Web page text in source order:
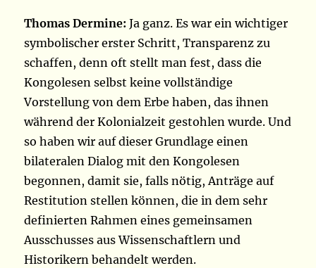
Thomas Dermine:Ja ganz. Es war ein wichtiger
symbolischer erster Schritt, Transparenz zu
schaffen, denn oft stellt man fest, dass die
Kongolesen selbst keine vollständige
Vorstellung von dem Erbe haben, das ihnen
während der Kolonialzeit gestohlen wurde. Und
so haben wir auf dieser Grundlage einen
bilateralen Dialog mit den Kongolesen
begonnen, damit sie, falls nötig, Anträge auf
Restitution stellen können, die in dem sehr
definierten Rahmen eines gemeinsamen
Ausschusses aus Wissenschaftlern und
Historikern behandelt werden.